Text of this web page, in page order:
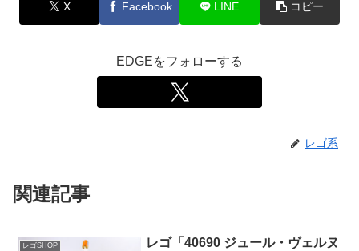
X Facebook LINE コピー
EDGEをフォローする
レゴ系
関連記事
レゴSHOP
レゴ「40690 ジュール・ヴェルヌ